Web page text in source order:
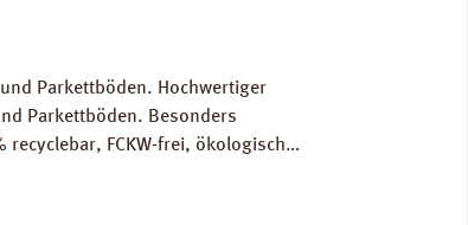
Parkettböden. Hochwertiger
Parkettböden. Besonders
FCKW-frei, ökologisch
Grundlage für die Berechnung der